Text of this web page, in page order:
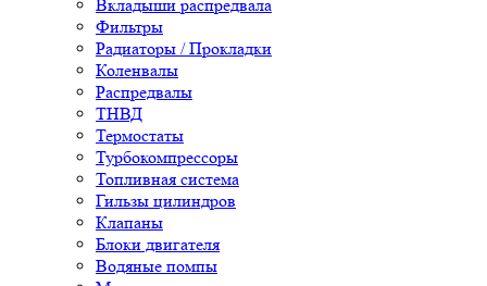
Вкладыши распредвала
Фильтры
Радиаторы / Прокладки
Коленвалы
Распредвалы
ТНВД
Термостаты
Турбокомпрессоры
Топливная система
Гильзы цилиндров
Клапаны
Блоки двигателя
Водяные помпы